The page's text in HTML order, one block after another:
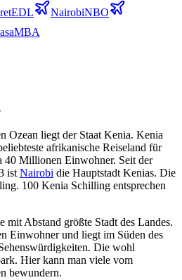
EDL NairobiNBO
MBA
Ozean liegt der Staat Kenia. Kenia
afrikanische Reiseland für
40 Millionen Einwohner. Seit der
istNairobi die Hauptstadt Kenias. Die
100 Kenia Schilling entsprechen
mit Abstand größte Stadt des Landes.
Einwohner und liegt im Süden des
Die wohl
Hier kann man viele vom
bewundern.